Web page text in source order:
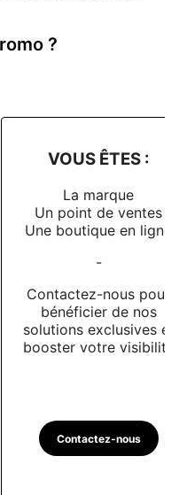
?
VOUS ÊTES :
La marque
Un point de ventes
Une boutique en ligne
-
Contactez-nous pour
bénéficier de nos
solutions exclusives et
booster votre visibilité
Contactez-nous